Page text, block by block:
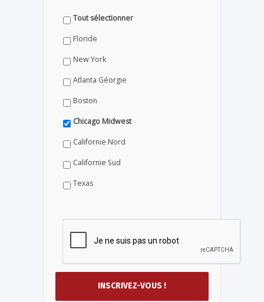
Tout sélectionner
Floride
New York
Atlanta Géorgie
Boston
Chicago Midwest
Californie Nord
Californie Sud
Texas